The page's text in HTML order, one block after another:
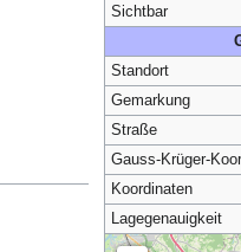
Sichtbar
Standort
Gemarkung
Straße
Gauss-Krüger-
Koordinaten
Lagegenauigkeit